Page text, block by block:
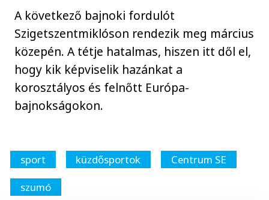
A következő bajnoki fordulót
Szigetszentmiklóson rendezik meg március
közepén. A tétje hatalmas, hiszen itt dől el,
hogy kik képviselik hazánkat a
korosztályos és felnőtt Európa-
bajnokságokon.
sport küzdősportok
Centrum SE
szumó